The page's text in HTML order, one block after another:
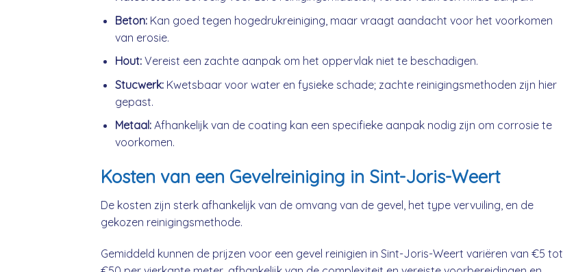
Beton:Kan goed tegen hogedrukreiniging, maar vraagt aandacht voor het voorkomen
van erosie.
Hout:Vereist een zachte aanpak om het oppervlak niet te beschadigen.
Stucwerk:Kwetsbaar voor water en fysieke schade; zachte reinigingsmethoden zijn hier
gepast.
Metaal:Afhankelijk van de coating kan een specifieke aanpak nodig zijn om corrosie te
voorkomen.
Kosten van een Gevelreiniging in Sint-Joris-Weert
De kosten zijn sterk afhankelijk van de omvang van de gevel, het type vervuiling, en de
gekozen reinigingsmethode.
Gemiddeld kunnen de prijzen voor een gevel reinigien in Sint-Joris-Weert variëren van €5 tot